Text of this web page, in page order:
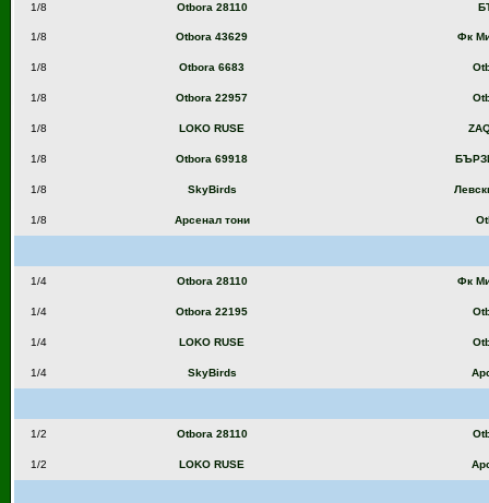
1/8 Otbora 28110
1/8 Otbora 43629 Фк
1/8 Otbora 6683
1/8 Otbora 22957
1/8 LOKO RUSE
1/8 Otbora 69918
1/8 SkyBirds
1/8 Арсенал тони
1/4 Otbora 28110 Фк
1/4 Otbora 22195
1/4 LOKO RUSE
1/4 SkyBirds
1/2 Otbora 28110
1/2 LOKO RUSE